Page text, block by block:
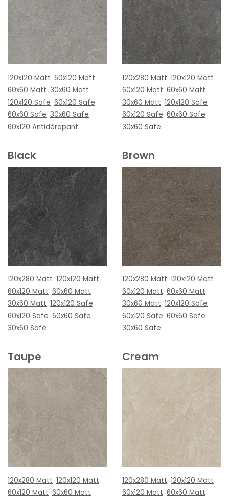
120x120 Matt 60x120 Matt
60x60 Matt 30x60 Matt
120x120 Safe 60x120 Safe
60x60 Safe 30x60 Safe
60x120 Antidérapant
120x280 Matt 120x120 Matt
60x120 Matt 60x60 Matt
30x60 Matt 120x120 Safe
60x120 Safe 60x60 Safe
30x60 Safe
Black
120x280 Matt 120x120 Matt
60x120 Matt 60x60 Matt
30x60 Matt 120x120 Safe
60x120 Safe 60x60 Safe
30x60 Safe
Brown
120x280 Matt 120x120 Matt
60x120 Matt 60x60 Matt
30x60 Matt 120x120 Safe
60x120 Safe 60x60 Safe
30x60 Safe
Taupe
120x280 Matt 120x120 Matt
60x120 Matt 60x60 Matt
Cream
120x280 Matt 120x120 Matt
60x120 Matt 60x60 Matt